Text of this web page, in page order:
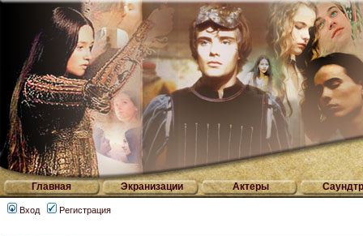
Главная Экранизации Актеры
Вход Регистрация